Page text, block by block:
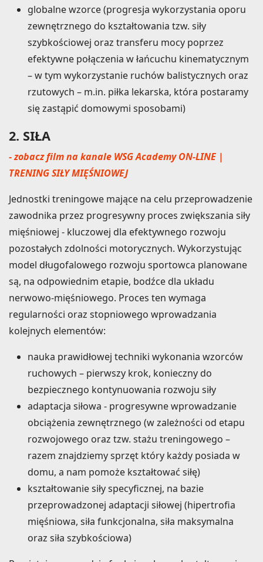
globalne wzorce (progresja wykorzystania oporu
zewnętrznego do kształtowania tzw. siły
szybkościowej oraz transferu mocy poprzez
efektywne połączenia w łańcuchu kinematycznym
– w tym wykorzystanie ruchów balistycznych oraz
rzutowych – m.in. piłka lekarska, która postaramy
się zastąpić domowymi sposobami)
2. SIŁA
- zobacz film na kanale WSG Academy ON-LINE |
TRENING SIŁY MIĘŚNIOWEJ
Jednostki treningowe mające na celu przeprowadzenie
zawodnika przez progresywny proces zwiększania siły
mięśniowej - kluczowej dla efektywnego rozwoju
pozostałych zdolności motorycznych. Wykorzystując
model długofalowego rozwoju sportowca planowane
są, na odpowiednim etapie, bodźce dla układu
nerwowo-mięśniowego. Proces ten wymaga
regularności oraz stopniowego wprowadzania
kolejnych elementów:
nauka prawidłowej techniki wykonania wzorców
ruchowych – pierwszy krok, konieczny do
bezpiecznego kontynuowania rozwoju siły
adaptacja siłowa - progresywne wprowadzanie
obciążenia zewnętrznego (w zależności od etapu
rozwojowego oraz tzw. stażu treningowego –
razem znajdziemy sprzęt który każdy posiada w
domu, a nam pomoże kształtować siłę)
kształtowanie siły specyficznej, na bazie
przeprowadzonej adaptacji siłowej (hipertrofia
mięśniowa, siła funkcjonalna, siła maksymalna
oraz siła szybkościowa)